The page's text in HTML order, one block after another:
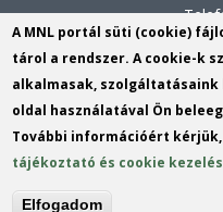
E-
KÉR
A MNL portál süti (cookie)
tárol a rendszer. A cookie-k
alkalmasak, szolgáltatásaink
oldal használatával Ön
További információért
tájékoztató és cookie
Elfogadom